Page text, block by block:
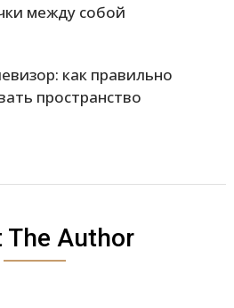
между собой
как правильно
пространство
The Author